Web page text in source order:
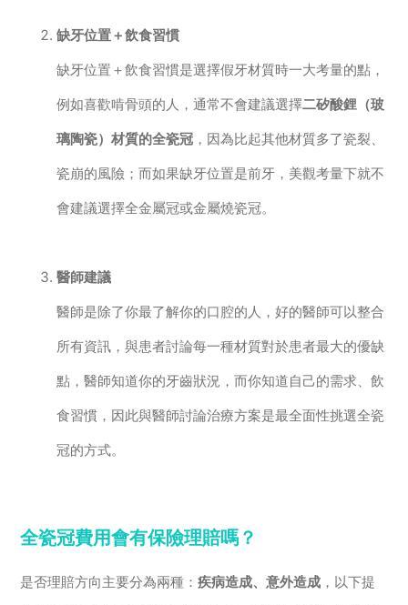
缺牙位置＋飲食習慣
缺牙位置＋飲食習慣是選擇假牙材質時一大考量的點，
例如喜歡啃骨頭的人，通常不會建議選擇二矽酸鋰（玻
璃陶瓷）材質的全瓷冠 ，因為比起其他材質多了瓷裂、
瓷崩的風險；而如果缺牙位置是前牙，美觀考量下就不
會建議選擇全金屬冠或金屬燒瓷冠。
醫師建議
醫師是除了你最了解你的口腔的人，好的醫師可以整合
所有資訊，與患者討論每一種材質對於患者最大的優缺
點，醫師知道你的牙齒狀況，而你知道自己的需求、飲
食習慣，因此與醫師討論治療方案是最全面性挑選全瓷
冠的方式。
全瓷冠費用會有保險理賠嗎？
是否理賠方向主要分為兩種：疾病造成、意外造成 ，以下提